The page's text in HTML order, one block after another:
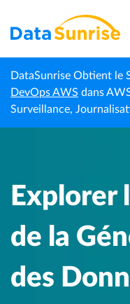
DataSunrise Obtient le
DevOps AWS dans
Surveillance,
Accueil
Centre de
connaissances
Explorer
de la
des